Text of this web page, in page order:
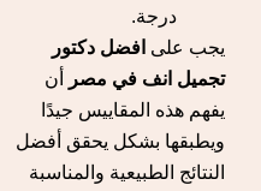
درجة.
يجب على افضل دكتور
تجميل انف في مصر
أن
يفهم هذه المقاييس جيدًا
ويطبقها بشكل يحقق أفضل
النتائج الطبيعية والمناسبة